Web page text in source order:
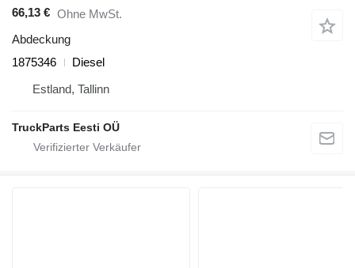
66,13 € Ohne MwSt.
Abdeckung
1875346
Diesel
Estland, Tallinn
TruckParts Eesti OÜ